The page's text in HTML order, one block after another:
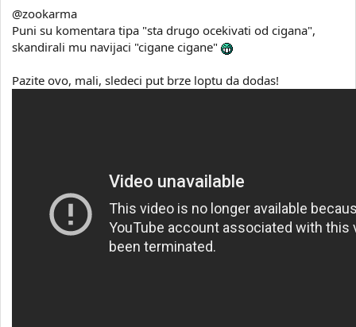
@zookarma
Puni su komentara tipa "sta drugo ocekivati od cigana",
skandirali mu navijaci "cigane cigane"
Pazite ovo, mali, sledeci put brze loptu da dodas!